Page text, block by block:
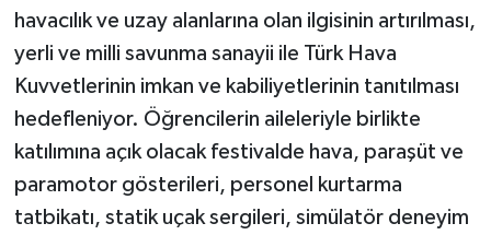
havacılık ve uzay alanlarına olan ilgisinin artırılması,
yerli ve milli savunma sanayii ile Türk Hava
Kuvvetlerinin imkan ve kabiliyetlerinin tanıtılması
hedefleniyor. Öğrencilerin aileleriyle birlikte
katılımına açık olacak festivalde hava, paraşüt ve
paramotor gösterileri, personel kurtarma
tatbikatı, statik uçak sergileri, simülatör deneyim